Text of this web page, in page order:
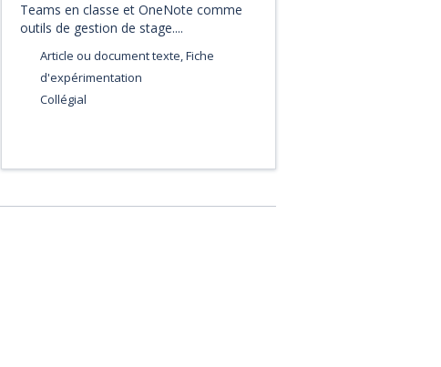
Teams en classe et OneNote comme
outils de gestion de stage....
Article ou document texte, Fiche
d'expérimentation
Collégial